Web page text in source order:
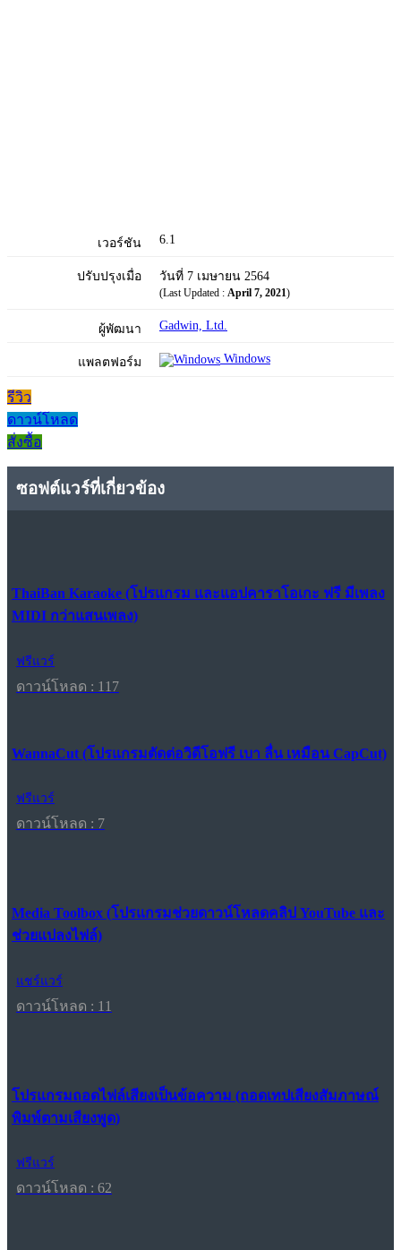
เวอร์ชัน 6.1
ปรับปรุงเมื่อ วันที่ 7 เมษายน 2564
(Last Updated : April 7, 2021)
ผู้พัฒนา Gadwin, Ltd.
แพลตฟอร์ม Windows
รีวิว
ดาวน์โหลด
สั่งซื้อ
ซอฟต์แวร์ที่เกี่ยวข้อง
ThaiBan Karaoke (โปรแกรม และแอปคาราโอเกะ ฟรี มีเพลง
MIDI กว่าแสนเพลง)
ฟรีแวร์
ดาวน์โหลด : 117
WannaCut (โปรแกรมตัดต่อวิดีโอฟรี เบา ลื่น เหมือน CapCut)
ฟรีแวร์
ดาวน์โหลด : 7
Media Toolbox (โปรแกรมช่วยดาวน์โหลดคลิป YouTube และ
ช่วยแปลงไฟล์)
แชร์แวร์
ดาวน์โหลด : 11
โปรแกรมถอดไฟล์เสียงเป็นข้อความ (ถอดเทปเสียงสัมภาษณ์
พิมพ์ตามเสียงพูด)
ฟรีแวร์
ดาวน์โหลด : 62